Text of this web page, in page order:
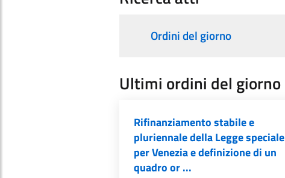
Ordini del giorno
Ultimi ordini del giorno
Rifinanziamento stabile e
pluriennale della Legge speciale
per Venezia e definizione di un
quadro or ...